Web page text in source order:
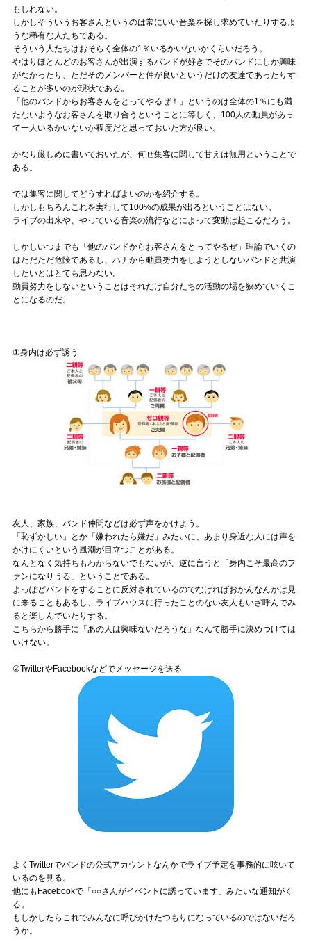
muevoコミュニティ
ぶいクラ！by muevo
ぶいコミュ！by muevo
ぶいマガ！ by muevo
Follow us
Official SNS
もしれない。
しかしそういうお客さんというのは常にいい音楽を探し求めていたりするよ
うな稀有な人たちである。
そういう人たちはおそらく全体の1％いるかいないかくらいだろう。
やはりほとんどのお客さんが出演するバンドが好きでそのバンドにしか興味
がなかったり、ただそのメンバーと仲が良いというだけの友達であったりす
ることが多いのが現状である。
「他のバンドからお客さんをとってやるぜ！」というのは全体の1％にも満
たないようなお客さんを取り合うということに等しく、100人の動員があっ
て一人いるかいないか程度だと思っておいた方が良い。
かなり厳しめに書いておいたが、何せ集客に関して甘えは無用ということで
ある。
では集客に関してどうすればよいのかを紹介する。
しかしもちろんこれを実行して100%の成果が出るということはない。
ライブの出来や、やっている音楽の流行などによって変動は起こるだろう。
しかしいつまでも「他のバンドからお客さんをとってやるぜ」理論でいくの
はただただ危険であるし、ハナから動員努力をしようとしないバンドと共演
したいとはとても思わない。
動員努力をしないということはそれだけ自分たちの活動の場を狭めていくこ
とになるのだ。
①身内は必ず誘う
友人、家族、バンド仲間などは必ず声をかけよう。
「恥ずかしい」とか「嫌われたら嫌だ」みたいに、あまり身近な人には声を
かけにくいという風潮が目立つことがある。
なんとなく気持ちもわからないでもないが、逆に言うと「身内こそ最高のフ
ァンになりうる」ということである。
よっぽどバンドをすることに反対されているのでなければおかんなんかは見
に来ることもあるし、ライブハウスに行ったことのない友人もいざ呼んでみ
ると楽しんでいたりする。
こちらから勝手に「あの人は興味ないだろうな」なんて勝手に決めつけては
いけない。
②TwitterやFacebookなどでメッセージを送る
よくTwitterでバンドの公式アカウントなんかでライブ予定を事務的に呟いて
いるのを見る。
他にもFacebookで「○○さんがイベントに誘っています」みたいな通知がく
る。
もしかしたらこれでみんなに呼びかけたつもりになっているのではないだろ
うか。